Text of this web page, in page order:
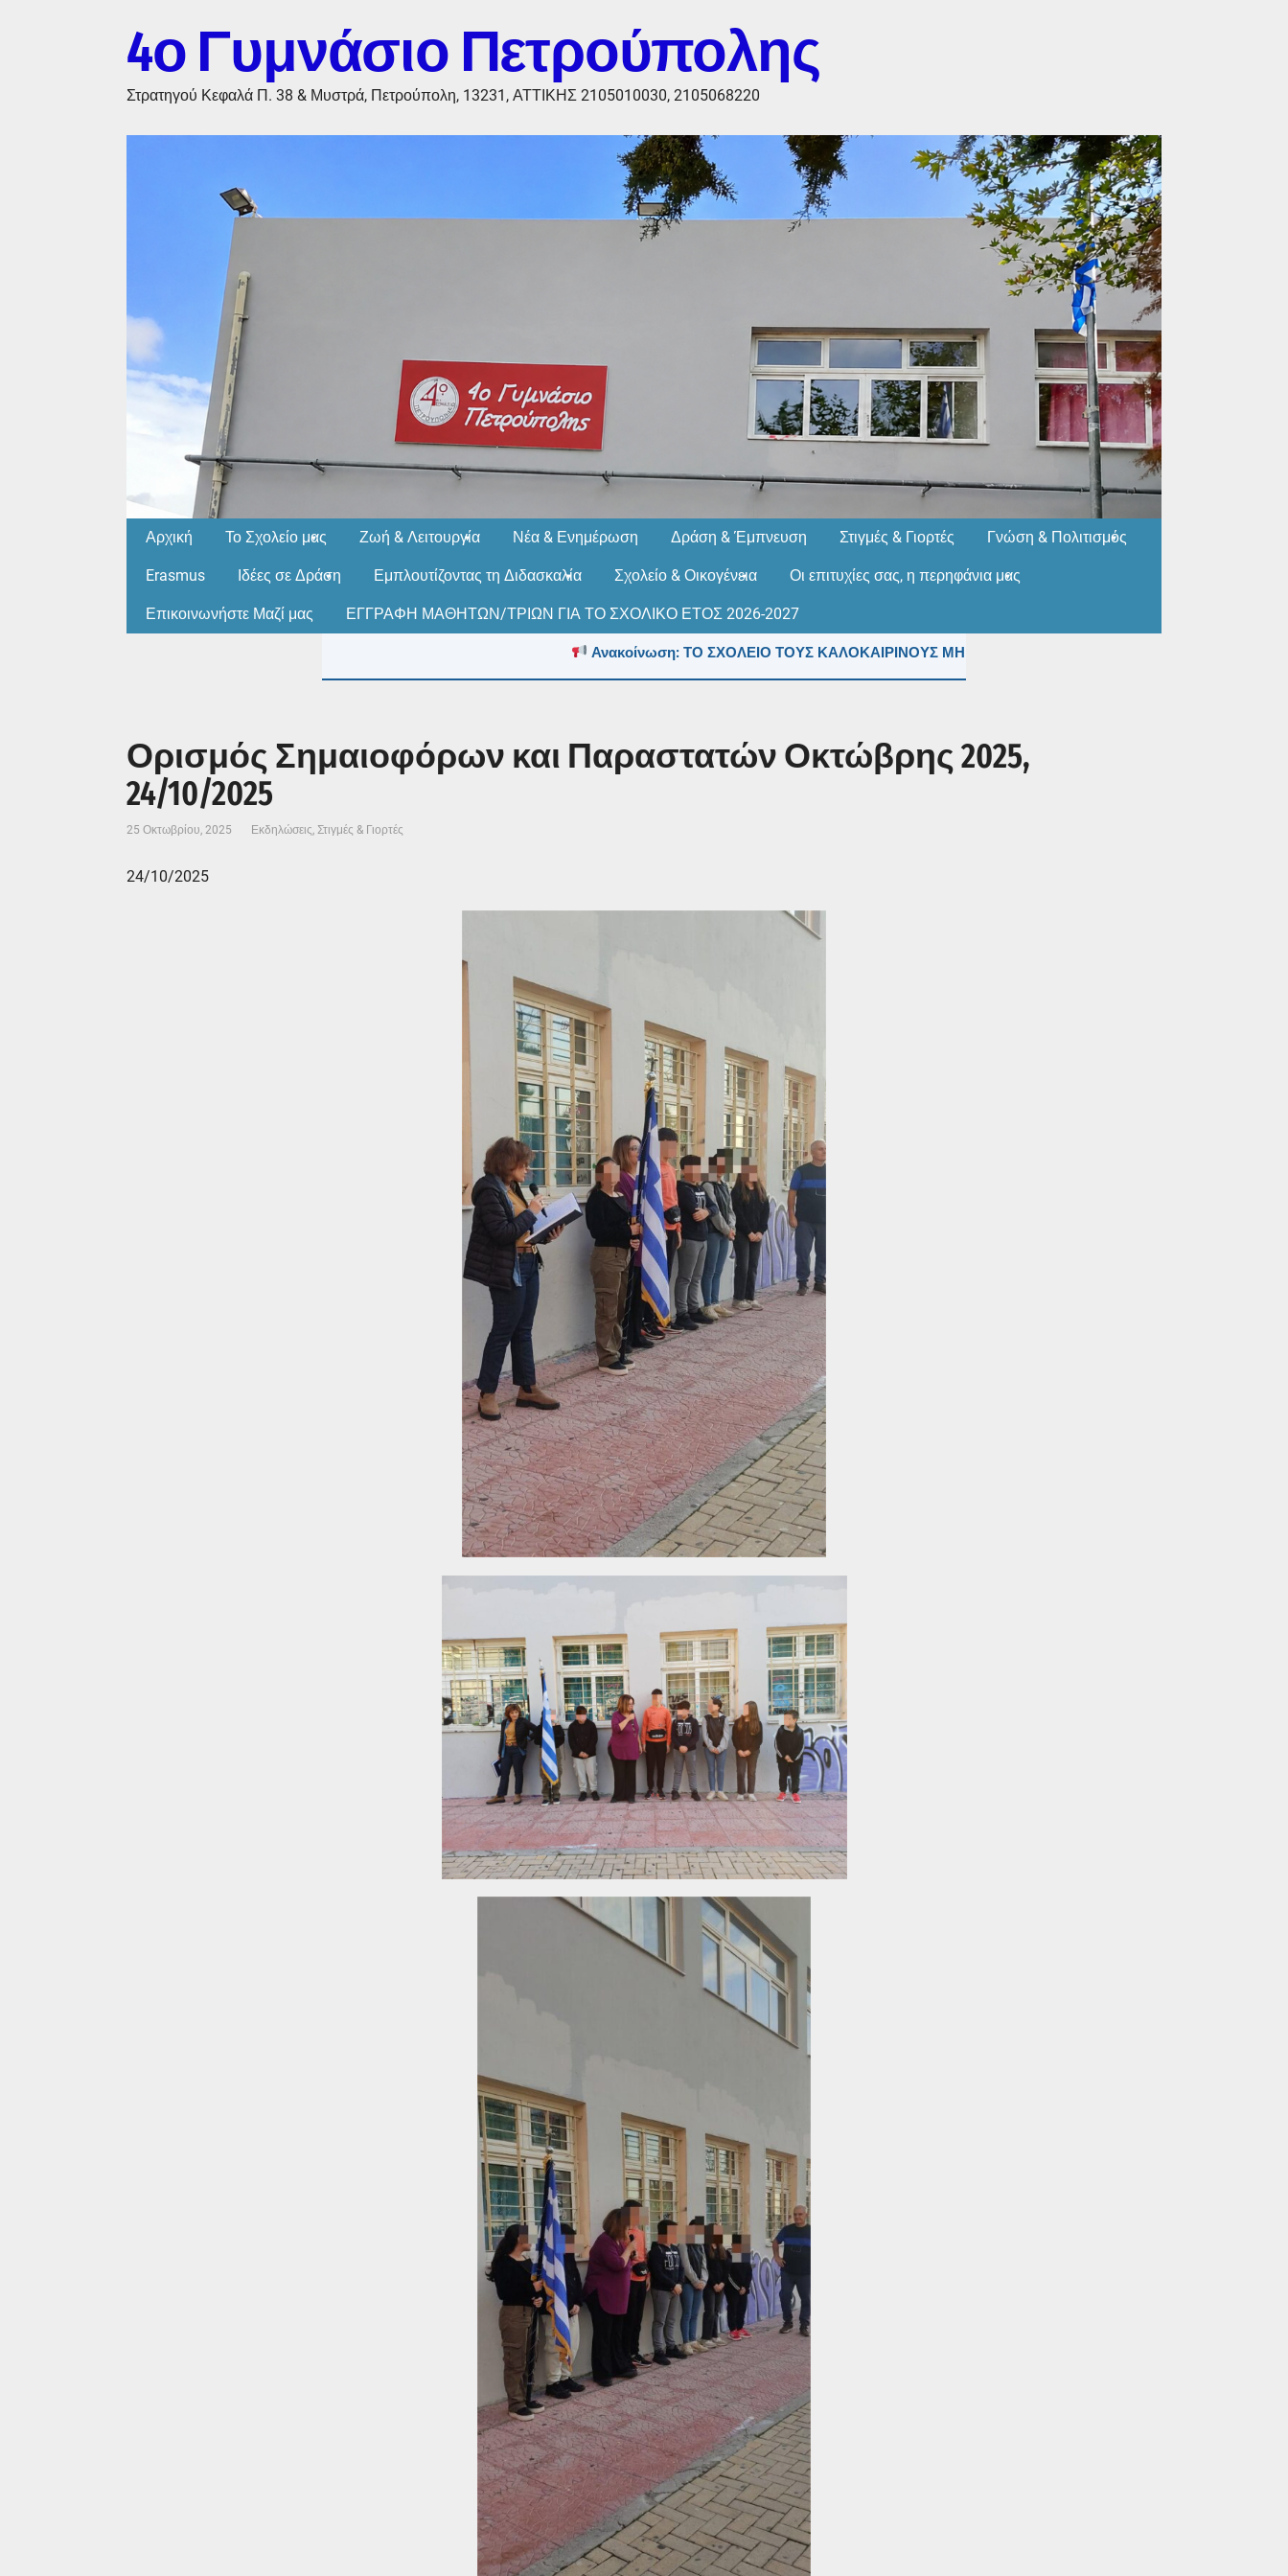
4ο Γυμνάσιο Πετρούπολης
Στρατηγού Κεφαλά Π. 38 & Μυστρά, Πετρούπολη, 13231, ΑΤΤΙΚΗΣ 2105010030, 2105068220
Αρχική Το Σχολείο μας Ζωή & Λειτουργία Νέα & Ενημέρωση Δράση & Έμπνευση Στιγμές & Γιορτές Γνώση & Πολιτισμός
Erasmus Ιδέες σε Δράση Εμπλουτίζοντας τη Διδασκαλία Σχολείο & Οικογένεια Οι επιτυχίες σας, η περηφάνια μας
Επικοινωνήστε Μαζί μας ΕΓΓΡΑΦΗ ΜΑΘΗΤΩΝ/ΤΡΙΩΝ ΓΙΑ ΤΟ ΣΧΟΛΙΚΟ ΕΤΟΣ 2026-2027
Ανακοίνωση: ΤΟ ΣΧΟΛΕΙΟ ΤΟΥΣ ΚΑΛΟΚΑΙΡΙΝΟΥΣ ΜΗΝΕΣ (ΙΟΥΛΙΟ & ΑΥΓΟΥΣΤΟ) ΘΑ ΕΙΝΑΙ ΑΝΟΙΚΤΟ
Ορισμός Σημαιοφόρων και Παραστατών Οκτώβρης 2025,
24/10/2025
25 Οκτωβρίου, 2025 Εκδηλώσεις Στιγμές & Γιορτές
24/10/2025